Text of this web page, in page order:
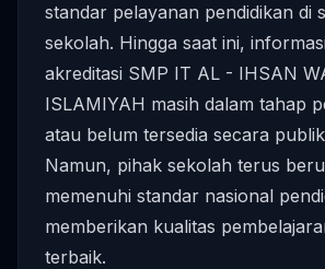
standar pelayanan pendidikan di
sekolah. Hingga saat ini,
akreditasi SMP IT AL - IHSAN
ISLAMIYAH masih dalam tahap
atau belum tersedia secara
Namun, pihak sekolah terus
memenuhi standar nasional
memberikan kualitas
terbaik.